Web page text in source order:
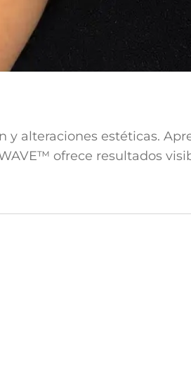
alteraciones estéticas.
ofrece resultados